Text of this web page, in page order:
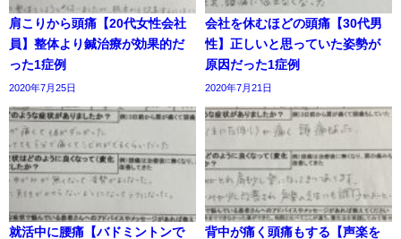
肩こりから頭痛【20代女性会社
員】整体より鍼治療が効果的だ
った1症例
2020年7月25日
会社を休むほどの頭痛【30代男
性】正しいと思っていた姿勢が
原因だった1症例
2020年7月21日
就活中に腰痛【バドミントンで
背中が痛く頭痛もする【声楽を